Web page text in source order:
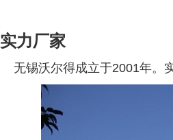
实力厂家
无锡沃尔得成立于2001年。